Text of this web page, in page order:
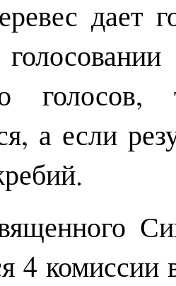
дает
а если
4 комиссии